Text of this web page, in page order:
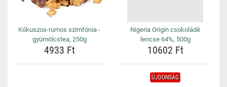
Kókuszos-rumos szimfónia -
gyümölcstea, 250g
4933 Ft
Nigeria Origin csokoládé
lencse 64%, 500g
10602 Ft
ÚJDONSÁG